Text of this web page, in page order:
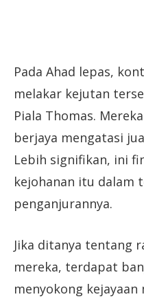
Pada Ahad lepas,
melakar kejutan
Piala Thomas.
berjaya mengatasi
Lebih signifikan, ini
kejohanan itu dalam
penganjurannya.
Jika ditanya tentang
mereka, terdapat
menyokong kejayaan